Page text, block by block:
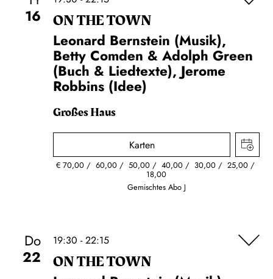
16
ON THE TOWN
Leonard Bernstein (Musik),
Betty Comden & Adolph Green
(Buch & Liedtexte), Jerome
Robbins (Idee)
Großes Haus
Karten
€ 70,00 60,00 50,00 40,00 30,00 25,00
18,00
Gemischtes Abo J
Do
22
19:30 - 22:15
ON THE TOWN